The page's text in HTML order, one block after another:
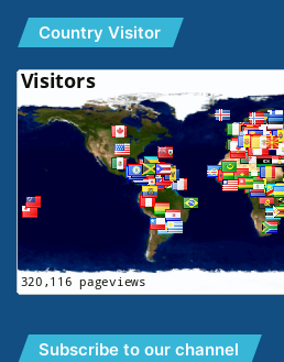
Country Visitor
Subscribe to our channel